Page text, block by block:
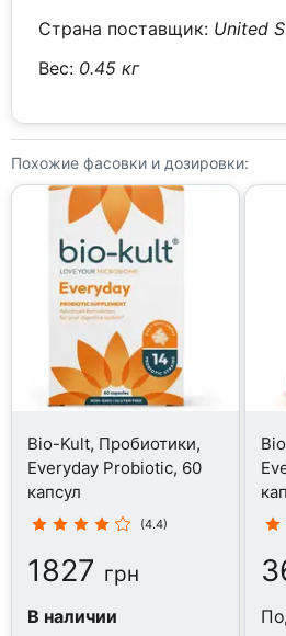
Страна поставщик: United
Вес: 0.45 кг
Похожие фасовки и дозировки:
Bio-Kult, Пробиотики,
Everyday Probiotic, 60
капсул
(4.4)
1827 грн
В наличии